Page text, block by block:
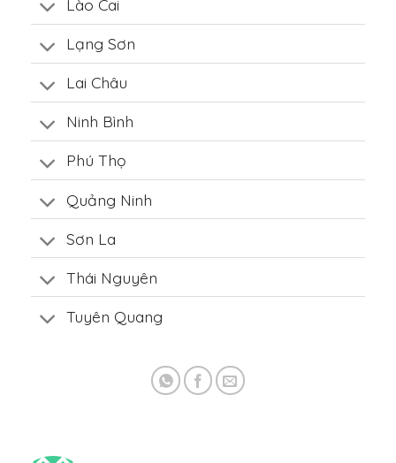
Lào Cai
Lạng Sơn
Lai Châu
Ninh Bình
Phú Thọ
Quảng Ninh
Sơn La
Thái Nguyên
Tuyên Quang